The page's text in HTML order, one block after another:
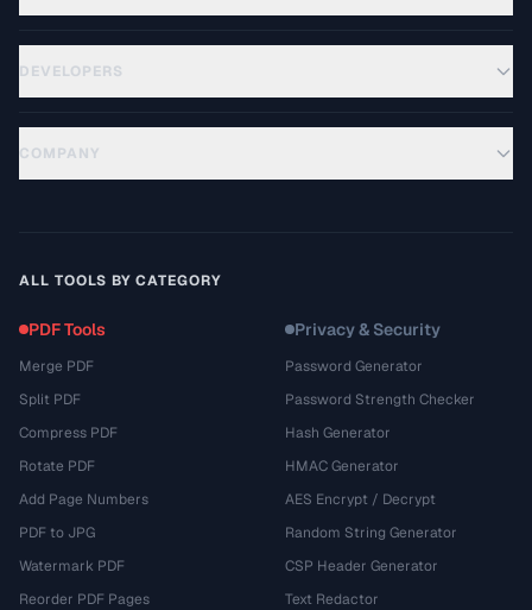
DEVELOPERS
COMPANY
ALL TOOLS BY CATEGORY
PDF Tools
Merge PDF
Split PDF
Compress PDF
Rotate PDF
Add Page Numbers
PDF to JPG
Watermark PDF
Reorder PDF Pages
Privacy & Security
Password Generator
Password Strength Checker
Hash Generator
HMAC Generator
AES Encrypt / Decrypt
Random String Generator
CSP Header Generator
Text Redactor